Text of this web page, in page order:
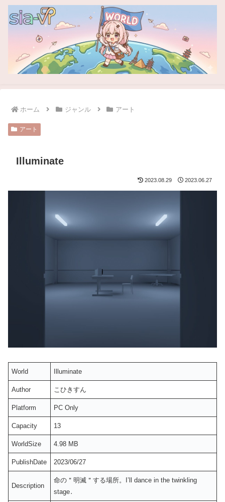
ホーム ジャンル アート
アート
Illuminate
2023.08.29 2023.06.27
World Illuminate
Author こひきすん
Platform PC Only
Capacity 13
WorldSize 4.98 MB
PublishDate 2023/06/27
Description
命の＂明滅＂する場所。I’ll dance in the twinkling
stage․